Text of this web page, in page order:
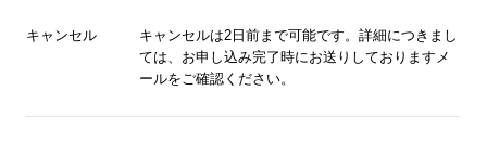
キャンセル
キャンセルは2日前まで可能です。詳細につきまし
ては、お申し込み完了時にお送りしておりますメ
ールをご確認ください。